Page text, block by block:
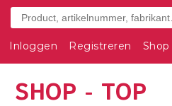
Inloggen Registreren Shop
SHOP - TOP